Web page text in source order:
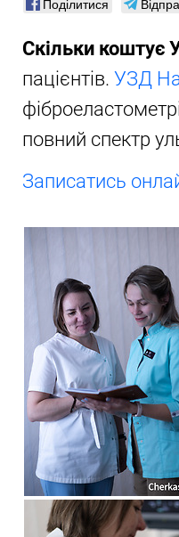
Поділитися
Скільки коштує
пацієнтів. УЗД
повний спектр
Записатись